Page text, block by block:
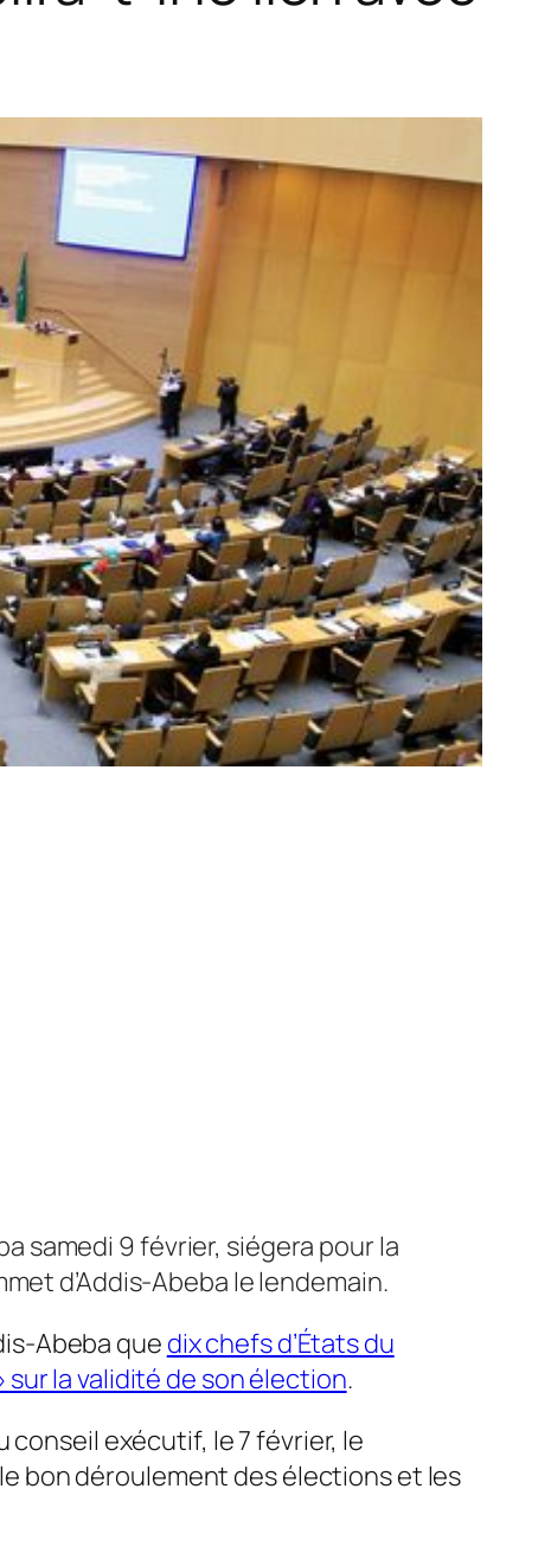
samedi 9 février, siégera pour la
d’Addis-Abeba le lendemain.
Abeba que dix chefs d’États du
la validité de son élection.
conseil exécutif, le 7 février, le
bon déroulement des élections et les